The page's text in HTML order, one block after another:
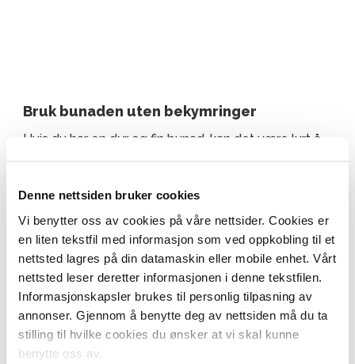
Denne nettsiden bruker cookies
Vi benytter oss av cookies på våre nettsider. Cookies er
en liten tekstfil med informasjon som ved oppkobling til et
nettsted lagres på din datamaskin eller mobile enhet. Vårt
nettsted leser deretter informasjonen i denne tekstfilen.
Informasjonskapsler brukes til personlig tilpasning av
annonser. Gjennom å benytte deg av nettsiden må du ta
stilling til hvilke cookies du ønsker at vi skal kunne
benytte oss av.
Bruk bunaden uten bekymringer
Hvis du har en dyr og fin bunad, kan det være lurt å
Reise